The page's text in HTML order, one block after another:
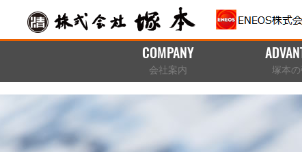
COMPANY
会社案内 塚本の